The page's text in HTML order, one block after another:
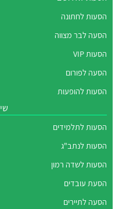
הסעות לחתונה
הסעה לבר מצווה
הסעות VIP
הסעה לפורום
הסעות להופעות
הסעות לתלמידים
הסעות לנתב"ג
הסעות לשדה רמון
הסעת עובדים
הסעה לתיירים